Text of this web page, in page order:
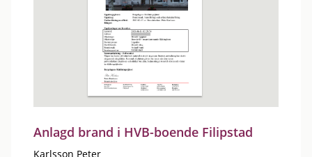
Anlagd brand i HVB-boende Filipstad
Karlsson Peter